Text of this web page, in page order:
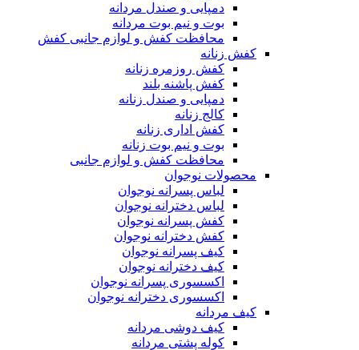
دمپایی و صندل مردانه
بوت و نیم بوت مردانه
محافظت کفش و لوازم جانبی کفش
کفش زنانه
کفش روزمره زنانه
کفش پاشنه بلند
دمپایی و صندل زنانه
کالج زنانه
کفش اداری زنانه
بوت و نیم بوت زنانه
محافظت کفش و لوازم جانبی
محصولات نوجوان
لباس پسرانه نوجوان
لباس دخترانه نوجوان
کفش پسرانه نوجوان
کفش دخترانه نوجوان
کیف پسرانه نوجوان
کیف دخترانه نوجوان
اکسسوری پسرانه نوجوان
اکسسوری دخترانه نوجوان
کیف مردانه
کیف دوشی مردانه
کوله پشتی مردانه